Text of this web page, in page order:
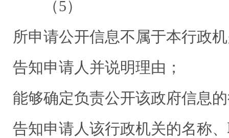
（5）
所申请公开信息不属于本行政
告知申请人并说明理由；
能够确定负责公开该政府信息
告知申请人该行政机关的名称